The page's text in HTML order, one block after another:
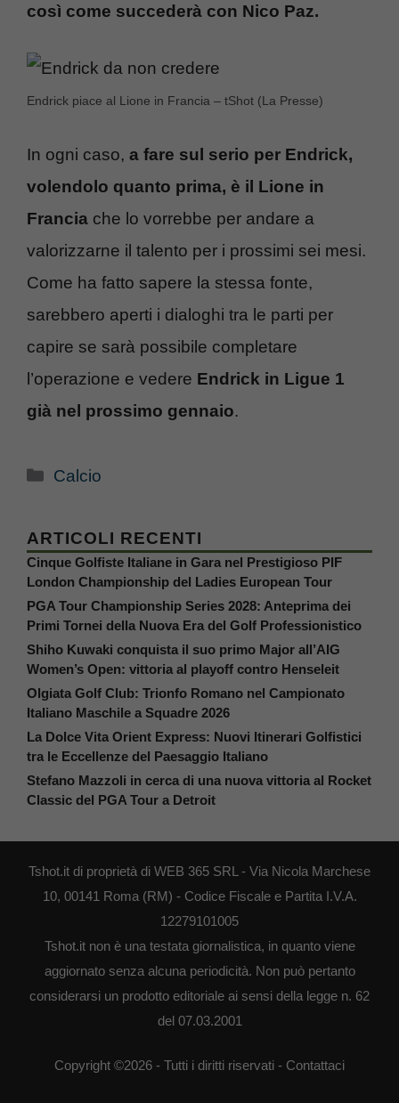
così come succederà con Nico Paz.
Endrick piace al Lione in Francia – tShot (La Presse)
In ogni caso, a fare sul serio per Endrick,
volendolo quanto prima, è il Lione in
Francia che lo vorrebbe per andare a
valorizzarne il talento per i prossimi sei mesi.
Come ha fatto sapere la stessa fonte,
sarebbero aperti i dialoghi tra le parti per
capire se sarà possibile completare
l’operazione e vedere Endrick in Ligue 1
già nel prossimo gennaio.
Categorie
Calcio
ARTICOLI RECENTI
Cinque Golfiste Italiane in Gara nel Prestigioso PIF
London Championship del Ladies European Tour
PGA Tour Championship Series 2028: Anteprima dei
Primi Tornei della Nuova Era del Golf Professionistico
Shiho Kuwaki conquista il suo primo Major all’AIG
Women’s Open: vittoria al playoff contro Henseleit
Olgiata Golf Club: Trionfo Romano nel Campionato
Italiano Maschile a Squadre 2026
La Dolce Vita Orient Express: Nuovi Itinerari Golfistici
tra le Eccellenze del Paesaggio Italiano
Stefano Mazzoli in cerca di una nuova vittoria al Rocket
Classic del PGA Tour a Detroit
Tshot.it di proprietà di WEB 365 SRL - Via Nicola Marchese
10, 00141 Roma (RM) - Codice Fiscale e Partita I.V.A.
12279101005
Tshot.it non è una testata giornalistica, in quanto viene
aggiornato senza alcuna periodicità. Non può pertanto
considerarsi un prodotto editoriale ai sensi della legge n. 62
del 07.03.2001
Copyright ©2026 - Tutti i diritti riservati - Contattaci